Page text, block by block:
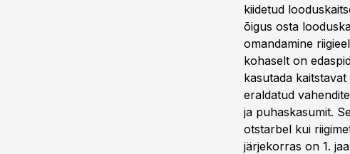
kiidetud
õigus osta
omandamine
kohaselt on
kasutada
eraldatud
ja puhaskasumit.
otstarbel kui
järjekorras on 1.